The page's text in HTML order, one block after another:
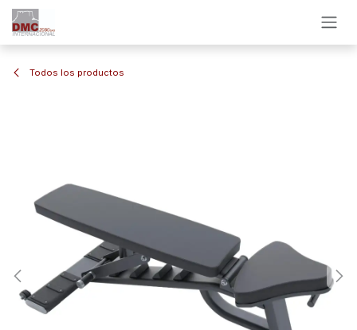
Todos los productos